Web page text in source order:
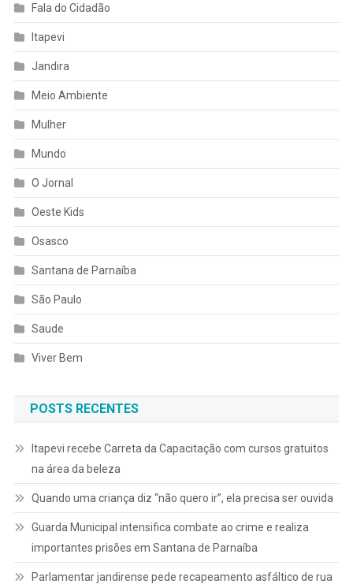
Fala do Cidadão
Itapevi
Jandira
Meio Ambiente
Mulher
Mundo
O Jornal
Oeste Kids
Osasco
Santana de Parnaíba
São Paulo
Saude
Viver Bem
POSTS RECENTES
Itapevi recebe Carreta da Capacitação com cursos gratuitos
na área da beleza
Quando uma criança diz “não quero ir”, ela precisa ser ouvida
Guarda Municipal intensifica combate ao crime e realiza
importantes prisões em Santana de Parnaíba
Parlamentar jandirense pede recapeamento asfáltico de rua